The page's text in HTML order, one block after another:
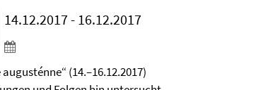
14.12.2017 - 16.12.2017
(14.–16.12.2017)